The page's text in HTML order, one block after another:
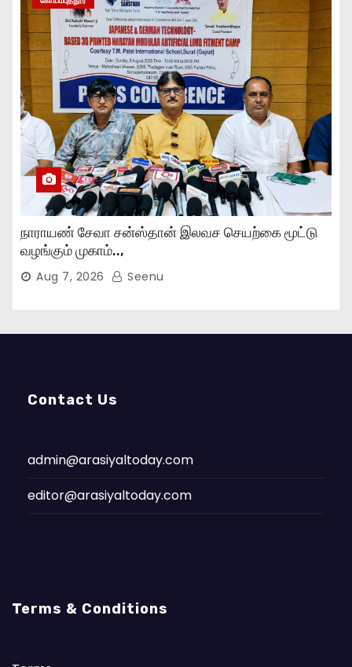
நாராயண் சேவா சன்ஸ்தான் இலவச செயற்கை மூட்டு
வழங்கும் முகாம்..,
Aug 7, 2026 Seenu
Contact Us
admin@arasiyaltoday.com
editor@arasiyaltoday.com
Terms & Conditions